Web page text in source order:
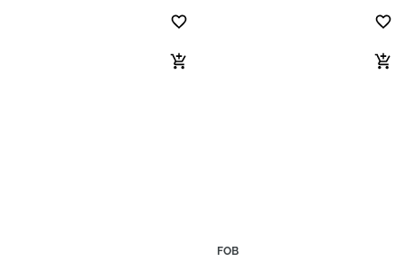
FOB